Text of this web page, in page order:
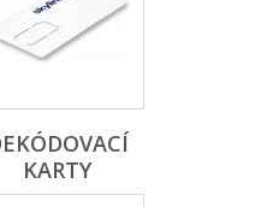
KARTY